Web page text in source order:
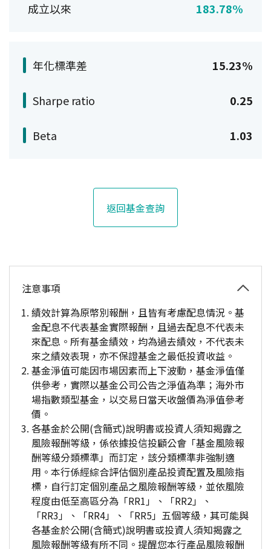
成立以來 183.78%
年化標準差 15.23%
Sharpe ratio 0.25
Beta 1.03
返回基金查詢
注意事項
績效計算為原幣別報酬，且皆有考慮配息情況。基
金配息不代表基金實際報酬，且過去配息不代表未
來配息。所有基金績效，均為過去績效，不代表未
來之績效表現，亦不保證基金之最低投資收益。
基金淨值可能因市場因素而上下波動，基金淨值僅
供參考，實際以基金公司公告之淨值為準；海外市
場指數類型基金，以交易日當天收盤價為淨值參考
價。
各基金於公開(含簡式)說明書或投資人須知揭露之
風險報酬等級，係依據投信投顧公會「基金風險報
酬等級分類標準」而訂定，該分類標準非強制適
用。本行係經綜合評估個別產品投資配置及風險指
標，自行訂定個別產品之風險報酬等級，並依風險
程度由低至高區分為「RR1」、「RR2」、
「RR3」、「RR4」、「RR5」五個等級，其可能與
各基金於公開(含簡式)說明書或投資人須知揭露之
風險報酬等級有所不同。提醒您本行產品風險報酬